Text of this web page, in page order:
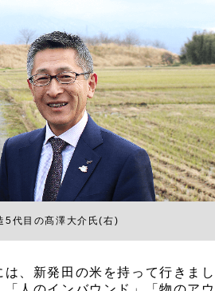
5代目の髙澤大介氏(右)
は、新発田の米を持って行きまし